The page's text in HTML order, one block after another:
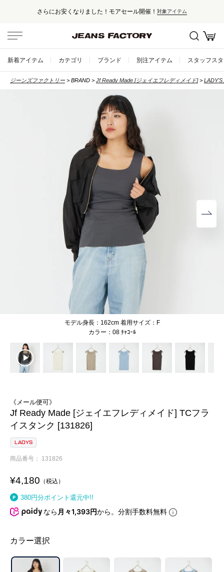
さらにお安くなりました！モアセール開催！ 対象アイテム
新着アイテム カテゴリ ブランド 別注アイテム スタッフス
ジーンズファクトリー BRAND Jf Ready Made [ジェイエフレディメイド]
モデル身長：162cm 着用サイズ：F
08 ﾁｬｺｰﾙ
《メール便可》
Jf Ready Made [ジェイエフレディメイド] TCフラ
イスタンク [131826]
LADYS
商品番号 131826
¥4,180 税込
380円分ポイント還元中!!
なら 月々1,393円から。分割手数料無料
カラー選択